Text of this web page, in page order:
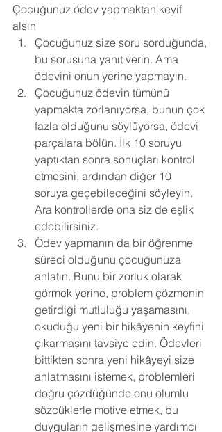
Çocuğunuz ödev yapmaktan keyif
alsın
Çocuğunuz size soru sorduğunda,
bu sorusuna yanıt verin. Ama
ödevini onun yerine yapmayın.
Çocuğunuz ödevin tümünü
yapmakta zorlanıyorsa, bunun çok
fazla olduğunu söylüyorsa, ödevi
parçalara bölün. İlk 10 soruyu
yaptıktan sonra sonuçları kontrol
etmesini, ardından diğer 10
soruya geçebileceğini söyleyin.
Ara kontrollerde ona siz de eşlik
edebilirsiniz.
Ödev yapmanın da bir öğrenme
süreci olduğunu çocuğunuza
anlatın. Bunu bir zorluk olarak
görmek yerine, problem çözmenin
getirdiği mutluluğu yaşamasını,
okuduğu yeni bir hikâyenin keyfini
çıkarmasını tavsiye edin. Ödevleri
bittikten sonra yeni hikâyeyi size
anlatmasını istemek, problemleri
doğru çözdüğünde onu olumlu
sözcüklerle motive etmek, bu
duyguların gelişmesine yardımcı